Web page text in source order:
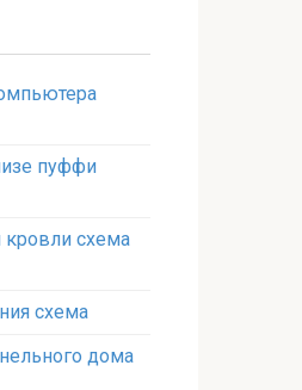
пуффи
кровли схема
схема
дома